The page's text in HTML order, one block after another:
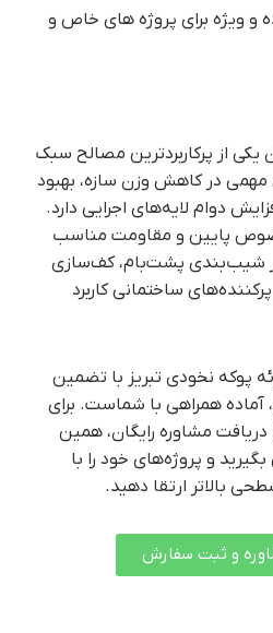
و ویژه برای پروژه های خاص و
یکی از پرکاربردترین مصالح سبک
در کاهش وزن سازه، بهبود
دوام لایه‌های اجرایی دارد.
پایین و مقاومت مناسب
شیب‌بندی پشت‌بام، کف‌سازی
ساختمانی کاربرد
پوکه نخودی تبریز با تضمین
همراهی با شماست. برای
دریافت مشاوره رایگان، همین
و پروژه‌های خود را با
بالاتر ارتقا دهید.
و ثبت سفارش